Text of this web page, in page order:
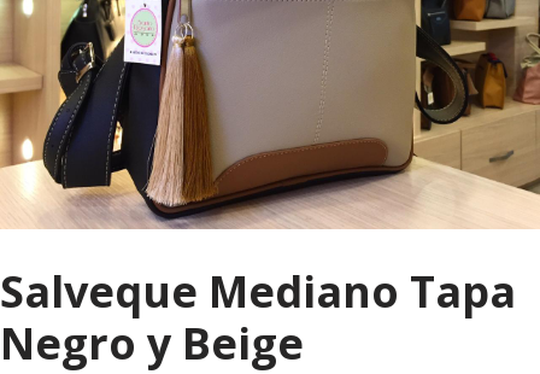
Salveque Mediano Tapa
Negro y Beige